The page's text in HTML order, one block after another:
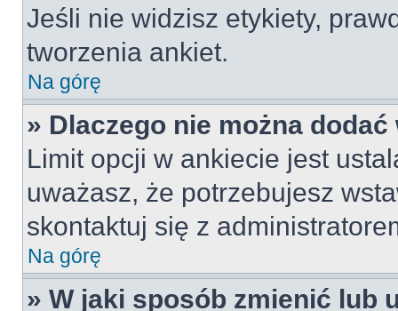
Jeśli nie widzisz etykiety,
tworzenia ankiet.
Na górę
» Dlaczego nie można
Limit opcji w ankiecie jest
uważasz, że potrzebujesz
skontaktuj się z
Na górę
» W jaki sposób zmienić lub